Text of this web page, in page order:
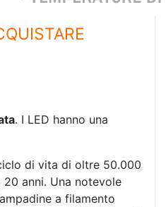
. I LED hanno una
di vita di oltre 50.000
anni. Una notevole
a filamento